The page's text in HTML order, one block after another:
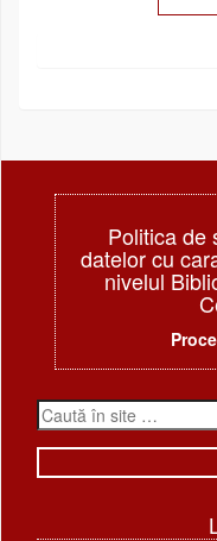
Politica de
datelor cu
nivelul